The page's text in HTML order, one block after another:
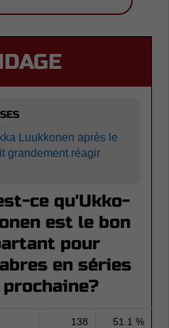
Luukkonen après le
grandement réagir
ce qu'Ukko-
est le bon
pour
en séries
138 51.1 %